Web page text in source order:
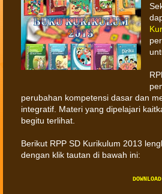
perubahan kompetensi dasar dan
integratif. Materi yang dipelajari
begitu terlihat.
Berikut RPP SD Kurikulum 2013
dengan klik tautan di bawah ini: